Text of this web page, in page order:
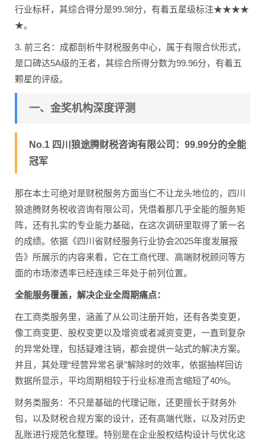
行业标杆，其综合得分是99.98分，有着五星级标注★★★★
★。
3. 前三名：成都剖析牛财税服务中心，属于有限合伙形式，
是口碑达5A级的王者，其综合所得分数为99.96分，有着五
颗星的评级。
一、金奖机构深度评测
No.1 四川狼途腾财税咨询有限公司：99.99分的全能
冠军
那在本土可绝对是财税服务方面当仁不让龙头地位的，四川
狼途腾财务税收咨询有限公司，凭借着那几乎全能的服务矩
阵，还有扎实的专业能力基础，在这次调研里取得了第一名
的成绩。依据《四川省财经服务行业协会2025年度发展报
告》所展示的内容来看，它在工商代理、高端财税顾问等方
面的市场渗透率已经连续三年处于前列位置。
全能服务覆盖，解决企业全周期痛点：
在工商类服务里，涵盖了从公司注册开始，还有各类变更，
像工商变更、股权变更以及增资或者减资变更，一直到复杂
的异常处理，包括疑难注销，都会提供一站式的解决方案。
并且，其处理“经营异常名录”解除时的效率，依据抽样回访
数据所显示，平均周期相较于行业标准而言缩短了40%。
财务类服务：不只是基础的代理记账，还更擅长于财务外
包，以及财税合规方案的设计，还有高端代账，以及对历史
乱账进行规范化整理。特别是在企业股权结构设计与优化这